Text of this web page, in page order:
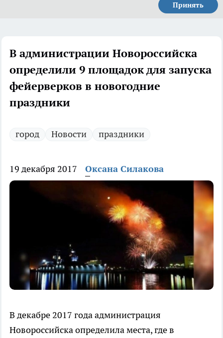
Принять
В администрации Новороссийска
определили 9 площадок для запуска
фейерверков в новогодние
праздники
город Новости праздники
19 декабря 2017 Оксана Силакова
В декабре 2017 года администрация
Новороссийска определила места, где в